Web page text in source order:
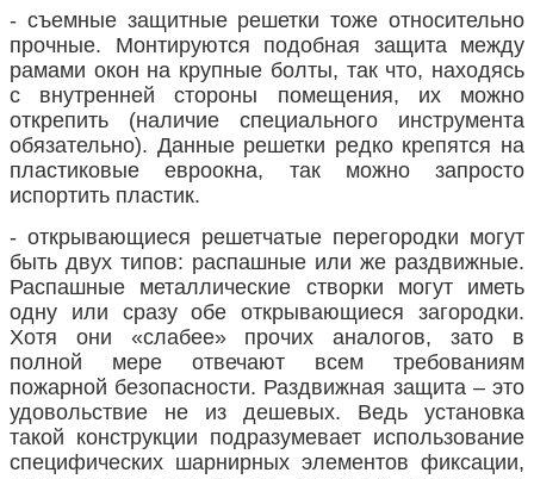
- съемные защитные решетки тоже относительно
прочные. Монтируются подобная защита между
рамами окон на крупные болты, так что, находясь
с внутренней стороны помещения, их можно
открепить (наличие специального инструмента
обязательно). Данные решетки редко крепятся на
пластиковые евроокна, так можно запросто
испортить пластик.
- открывающиеся решетчатые перегородки могут
быть двух типов: распашные или же раздвижные.
Распашные металлические створки могут иметь
одну или сразу обе открывающиеся загородки.
Хотя они «слабее» прочих аналогов, зато в
полной мере отвечают всем требованиям
пожарной безопасности. Раздвижная защита – это
удовольствие не из дешевых. Ведь установка
такой конструкции подразумевает использование
специфических шарнирных элементов фиксации,